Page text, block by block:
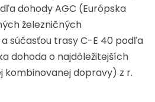
dohody AGC (Európska
železničných
súčasťou trasy C-E 40 podľa
dohoda o najdôležitejších
kombinovanej dopravy) z r.